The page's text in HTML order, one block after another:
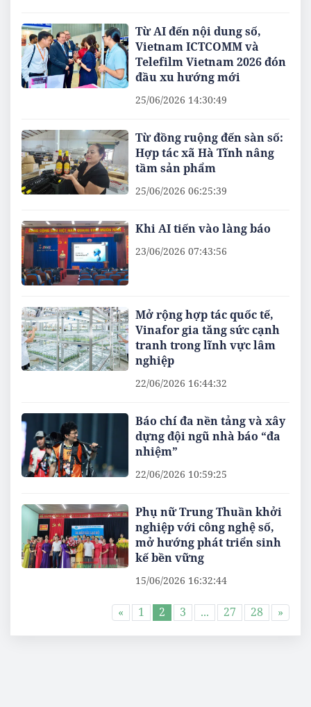
Từ AI đến nội dung số,
Vietnam ICTCOMM và
Telefilm Vietnam 2026 đón
đầu xu hướng mới
25/06/2026 14:30:49
Từ đồng ruộng đến sàn số:
Hợp tác xã Hà Tĩnh nâng
tầm sản phẩm
25/06/2026 06:25:39
Khi AI tiến vào làng báo
23/06/2026 07:43:56
Mở rộng hợp tác quốc tế,
Vinafor gia tăng sức cạnh
tranh trong lĩnh vực lâm
nghiệp
22/06/2026 16:44:32
Báo chí đa nền tảng và xây
dựng đội ngũ nhà báo “đa
nhiệm”
22/06/2026 10:59:25
Phụ nữ Trung Thuần khởi
nghiệp với công nghệ số,
mở hướng phát triển sinh
kế bền vững
15/06/2026 16:32:44
« 1 2 3 ... 27 28 »